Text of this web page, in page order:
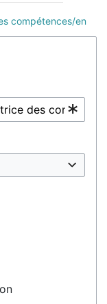
compétences/en